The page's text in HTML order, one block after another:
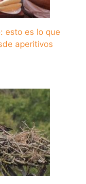
esto es lo que
aperitivos